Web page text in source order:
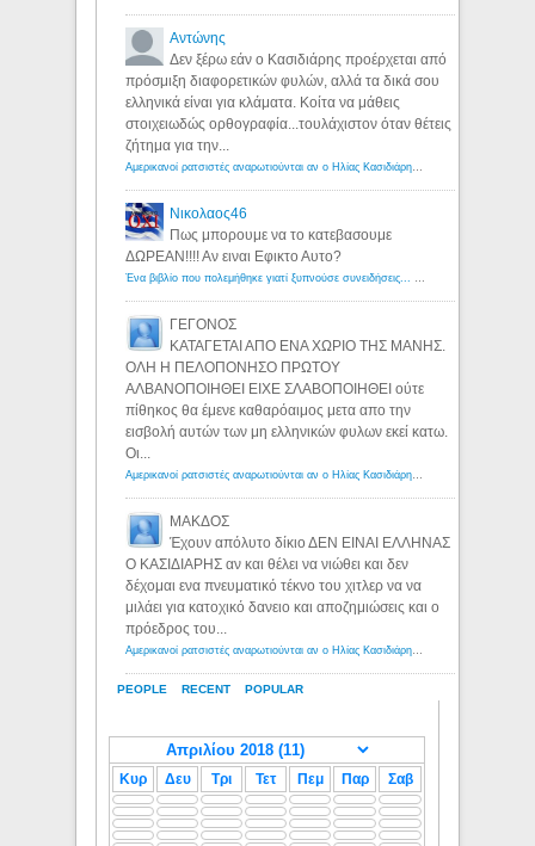
PEOPLE RECENT POPULAR
Αντώνης
Δεν ξέρω εάν ο Κασιδιάρης προέρχεται από
πρόσμιξη διαφορετικών φυλών, αλλά τα δικά σου
ελληνικά είναι για κλάματα. Κοίτα να μάθεις
στοιχειωδώς ορθογραφία...τουλάχιστον όταν θέτεις
ζήτημα για την...
Αμερικανοί ρατσιστές αναρωτιούνται αν ο Ηλίας Κασιδιάρης ανήκει στη λευκή φυλή... - Λόγιος Ερμής
Νικολαος46
Πως μπορουμε να το κατεβασουμε
ΔΩΡΕΑΝ!!!! Αν ειναι Εφικτο Αυτο?
Ένα βιβλίο που πολεμήθηκε γιατί ξυπνούσε συνειδήσεις... - Λόγιος Ερμής | Η γνώση ξεκινάει με την αναζήτηση...
ΓΕΓΟΝΟΣ
ΚΑΤΑΓΕΤΑΙ ΑΠΟ ΕΝΑ ΧΩΡΙΟ ΤΗΣ ΜΑΝΗΣ.
ΟΛΗ Η ΠΕΛΟΠΟΝΗΣΟ ΠΡΩΤΟΥ
ΑΛΒΑΝΟΠΟΙΗΘΕΙ ΕΙΧΕ ΣΛΑΒΟΠΟΙΗΘΕΙ ούτε
πίθηκος θα έμενε καθαρόαιμος μετα απο την
εισβολή αυτών των μη ελληνικών φυλων εκεί κατω.
Οι...
Αμερικανοί ρατσιστές αναρωτιούνται αν ο Ηλίας Κασιδιάρης ανήκει στη λευκή φυλή... - Λόγιος Ερμής
ΜΑΚΔΟΣ
Έχουν απόλυτο δίκιο ΔΕΝ ΕΙΝΑΙ ΕΛΛΗΝΑΣ
Ο ΚΑΣΙΔΙΑΡΗΣ αν και θέλει να νιώθει και δεν
δέχομαι ενα πνευματικό τέκνο του χιτλερ να να
μιλάει για κατοχικό δανειο και αποζημιώσεις και ο
πρόεδρος του...
Αμερικανοί ρατσιστές αναρωτιούνται αν ο Ηλίας Κασιδιάρης ανήκει στη λευκή φυλή... - Λόγιος Ερμής
Κυρ Δευ Τρι Τετ Πεμ Παρ Σαβ